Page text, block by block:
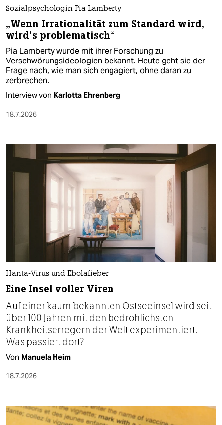
Sozialpsychologin Pia Lamberty
„Wenn Irrationalität zum Standard wird,
wird’s problematisch“
Pia Lamberty wurde mit ihrer Forschung zu
Verschwörungsideologien bekannt. Heute geht sie der
Frage nach, wie man sich engagiert, ohne daran zu
zerbrechen.
Interview von Karlotta Ehrenberg
18.7.2026
Hanta-Virus und Ebolafieber
Eine Insel voller Viren
Auf einer kaum bekannten Ostseeinsel wird seit
über 100 Jahren mit den bedrohlichsten
Krankheitserregern der Welt experimentiert.
Was passiert dort?
Von Manuela Heim
18.7.2026